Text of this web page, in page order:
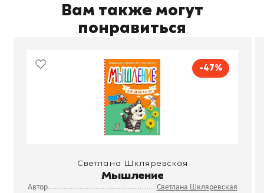
Вам также могут
понравиться
-47%
Светлана Шкляревская
Мышление
Автор
Светлана Шкляревская